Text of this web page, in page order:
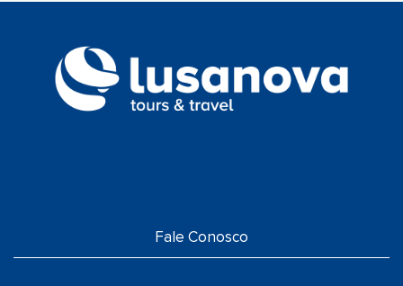
Fale Conosco